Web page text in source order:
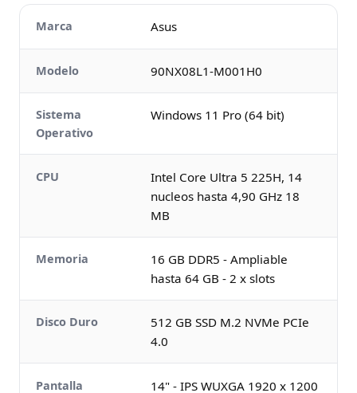
Marca Asus
Modelo 90NX08L1-M001H0
Sistema
Operativo
Windows 11 Pro (64 bit)
CPU
Intel Core Ultra 5 225H, 14
nucleos hasta 4,90 GHz 18
MB
Memoria
16 GB DDR5 - Ampliable
hasta 64 GB - 2 x slots
Disco Duro
512 GB SSD M.2 NVMe PCIe
4.0
Pantalla 14" - IPS WUXGA 1920 x 1200